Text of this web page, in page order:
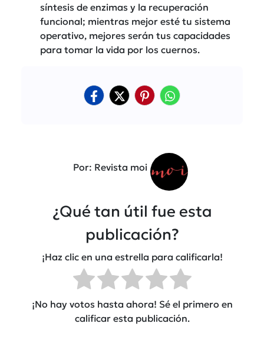
síntesis de enzimas y la recuperación
funcional; mientras mejor esté tu sistema
operativo, mejores serán tus capacidades
para tomar la vida por los cuernos.
Por: Revista moi
¿Qué tan útil fue esta
publicación?
¡Haz clic en una estrella para calificarla!
¡No hay votos hasta ahora! Sé el primero en
calificar esta publicación.